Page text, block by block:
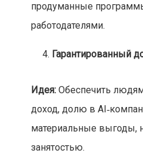
продуманные
работодателями.
Гарантированный
Идея:Обеспечить
доход, долю в
материальные выгоды,
занятостью.